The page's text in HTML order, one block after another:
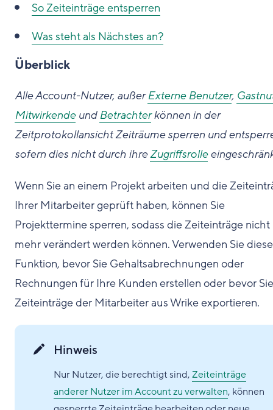
SoZeiteinträge entsperren
Was steht als Nächstes an?
Überblick
Alle Account-Nutzer, außerExterne Benutzer,
Mitwirkendeund Betrachterkönnen in der
Zeitprotokollansicht Zeiträume sperren und
sofern dies nicht durch ihreZugriffsrolle
Wenn Sie an einem Projekt arbeiten und die
Ihrer Mitarbeiter geprüft haben, können Sie
Projekttermine sperren, sodass die Zeiteinträge nicht
mehr verändert werden können. Verwenden Sie diese
Funktion, bevor Sie Gehaltsabrechnungen oder
Rechnungen für Ihre Kunden erstellen oder bevor
Zeiteinträge der Mitarbeiter aus Wrike exportieren.
Hinweis
Nur Nutzer, die berechtigt sind,Zeiteinträge
anderer Nutzer im Account zu verwalten, können